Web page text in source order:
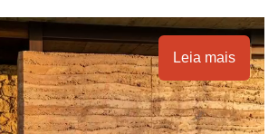
Leia mais